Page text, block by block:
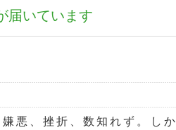
届いています
悪、挫折、数知れず。しか